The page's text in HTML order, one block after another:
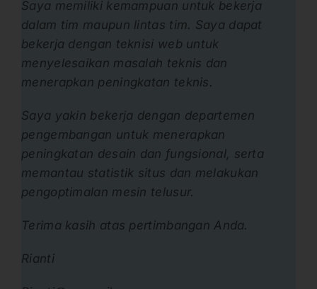
Saya memiliki kemampuan untuk bekerja
dalam tim maupun lintas tim. Saya dapat
bekerja dengan teknisi web untuk
menyelesaikan masalah teknis dan
menerapkan peningkatan teknis.
Saya yakin bekerja dengan departemen
pengembangan untuk menerapkan
peningkatan desain dan fungsional, serta
memantau statistik situs dan melakukan
pengoptimalan mesin telusur.
Terima kasih atas pertimbangan Anda.
Rianti